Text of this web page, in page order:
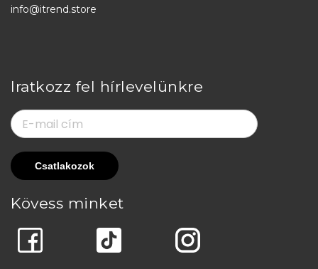
info@itrend.store
Iratkozz fel hírlevelünkre
Kövess minket